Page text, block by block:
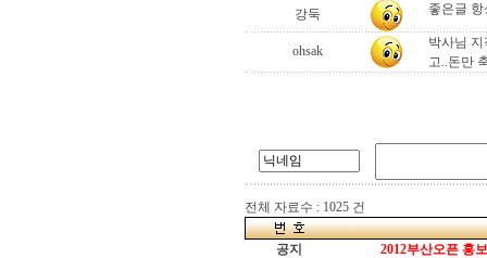
강둑
좋은글
ohsak
박사님
고..돈만
전체 자료수 : 1025 건
공지
2012부산오픈 홍